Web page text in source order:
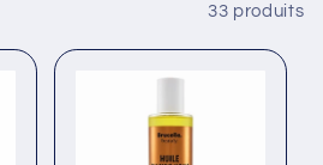
33 produits